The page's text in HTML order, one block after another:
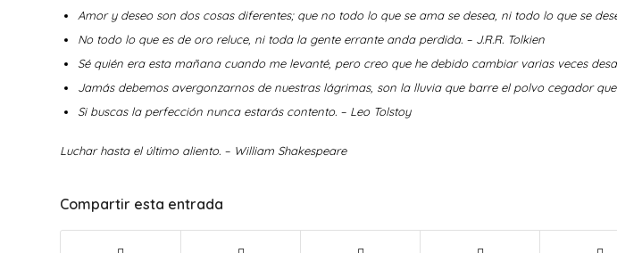
Amor y deseo son dos cosas diferentes; que no todo lo que se ama se desea, ni todo lo que se
No todo lo que es de oro reluce, ni toda la gente errante anda perdida. – J.R.R. Tolkien
Sé quién era esta mañana cuando me levanté, pero creo que he debido cambiar varias veces
Jamás debemos avergonzarnos de nuestras lágrimas, son la lluvia que barre el polvo cegador
Si buscas la perfección nunca estarás contento. – Leo Tolstoy
Luchar hasta el último aliento. – William Shakespeare
Compartir esta entrada